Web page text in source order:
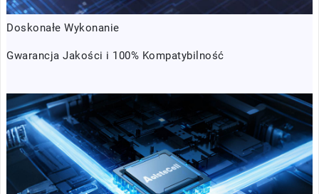
Doskonałe Wykonanie
Gwarancja Jakości i 100% Kompatybilność